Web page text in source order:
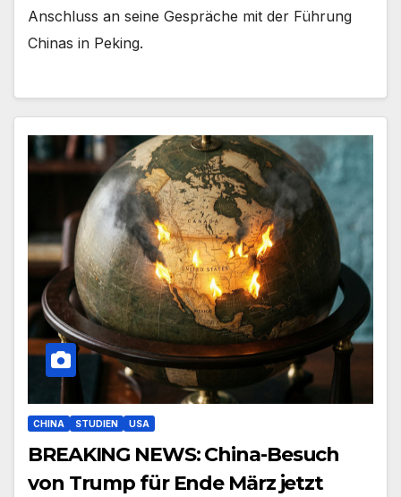
Anschluss an seine Gespräche mit der Führung
Chinas in Peking.
CHINA STUDIEN USA
BREAKING NEWS: China-Besuch
von Trump für Ende März jetzt